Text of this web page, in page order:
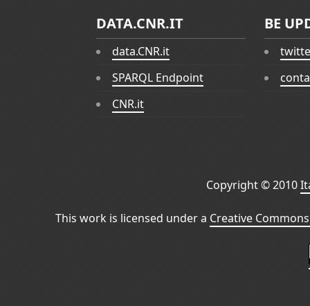
DATA.CNR.IT
data.CNR.it
SPARQL Endpoint
CNR.it
BE
Copyright © 2010
This work is licensed under a Creative